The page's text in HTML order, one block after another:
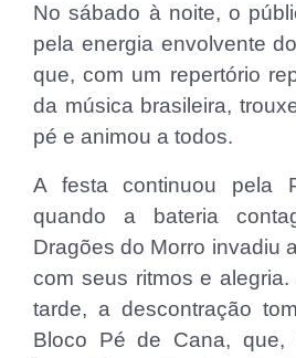
No sábado à noite, o
pela energia envolvente
que, com um repertório
da música brasileira,
pé e animou a todos.
A festa continuou pela
quando a bateria
Dragões do Morro invadiu
com seus ritmos e
tarde, a descontração
Bloco Pé de Cana, que,